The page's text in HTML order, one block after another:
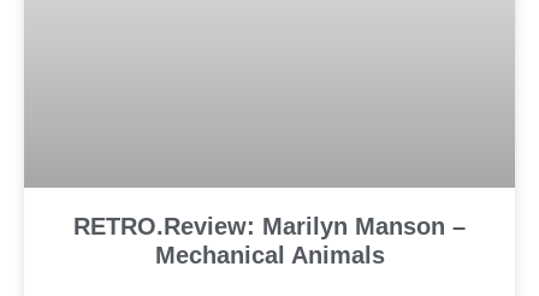
RETRO.Review: Marilyn Manson –
Mechanical Animals